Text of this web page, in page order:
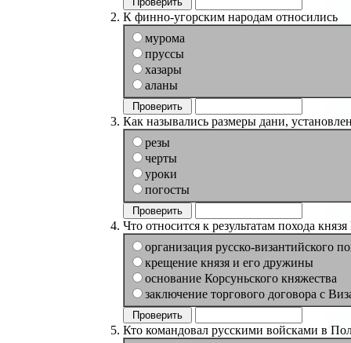
К финно-угорским народам относились
мурома
пруссы
хазары
аланы
Как назывались размеры дани,
резы
черты
уроки
погосты
Что относится к результатам похода
организация русско-византийского
крещение князя и его дружины
основание Корсуньского княжества
заключение торгового договора с
Кто командовал русскими войсками в